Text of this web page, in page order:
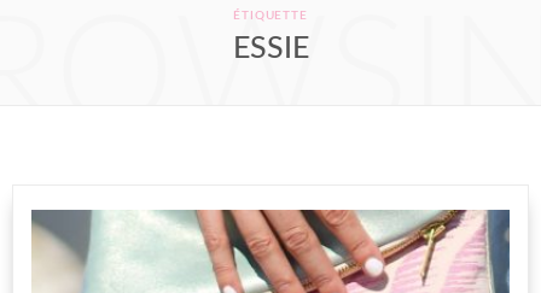
ÉTIQUETTE
ESSIE